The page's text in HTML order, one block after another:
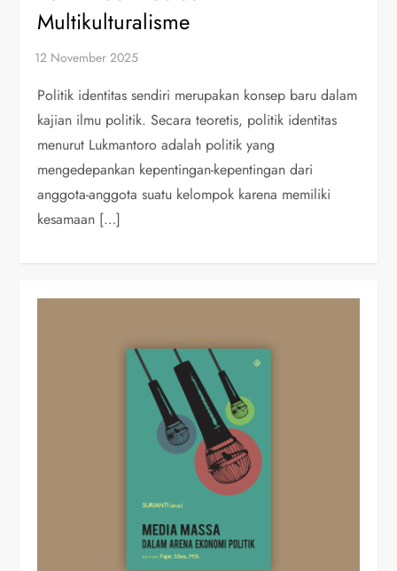
Multikulturalisme
Politik identitas sendiri merupakan konsep baru dalam
kajian ilmu politik. Secara teoretis, politik identitas
menurut Lukmantoro adalah politik yang
mengedepankan kepentingan-kepentingan dari
anggota-anggota suatu kelompok karena memiliki
kesamaan […]